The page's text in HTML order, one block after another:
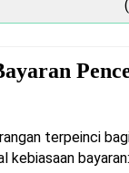
terpeinci
kebiasaan bayaran: